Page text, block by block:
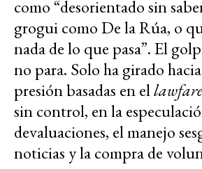
como “desorientado sin
grogui como De la Rúa, o
nada de lo que pasa”. El
no para. Solo ha girado
presión basadas en ellawfare
sin control, en la
devaluaciones, el manejo
noticias y la compra de